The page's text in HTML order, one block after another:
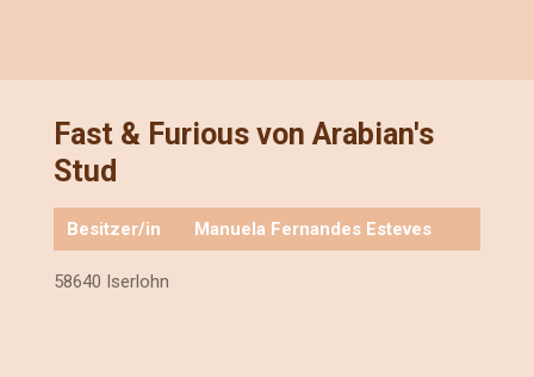
Fast & Furious von Arabian's
Stud
Besitzer/in Manuela Fernandes Esteves
58640 Iserlohn